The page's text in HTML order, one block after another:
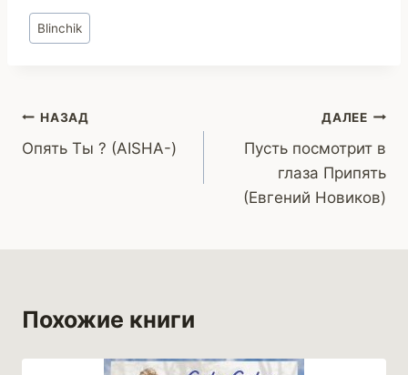
Метки
записи:
Blinchik
Навигация
по
НАЗАД
Опять Ты ? (AISHA-)
ДАЛЕЕ
Пусть посмотрит в
глаза Припять
(Евгений Новиков)
Похожие книги